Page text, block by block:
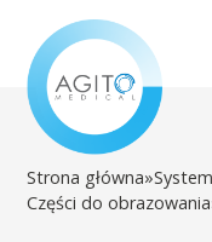
Strona główna»
Części do obrazowania